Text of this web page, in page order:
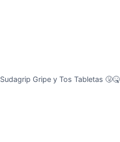
Sudagrip Gripe y Tos Tabletas 🤧🤒